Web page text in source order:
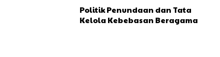
Politik Penundaan dan Tata
Kelola Kebebasan Beragama